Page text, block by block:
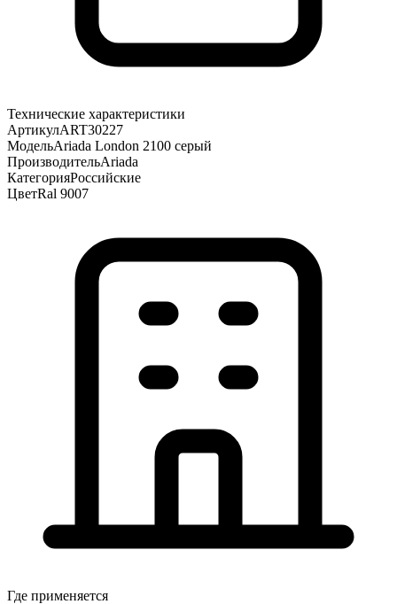
Технические характеристики
АртикулART30227
МодельAriada London 2100 серый
ПроизводительAriada
КатегорияРоссийские
ЦветRal 9007
Где применяется